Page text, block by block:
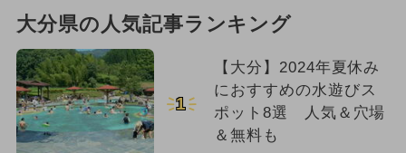
大分県の人気記事ランキング
1
【大分】2024年夏休み
におすすめの水遊びス
ポット8選 人気＆穴場
＆無料も